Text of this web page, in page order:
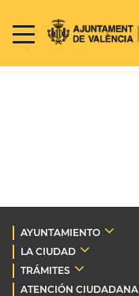
AYUNTAMIENTO
LA CIUDAD
TRÁMITES
ATENCIÓN CIUDADANA